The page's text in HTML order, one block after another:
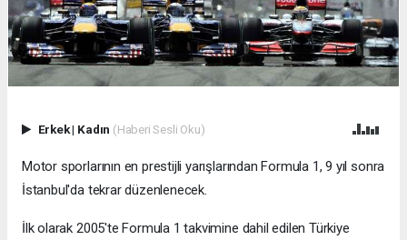
Erkek| Kadın (Haberi Sesli Oku)
Motor sporlarının en prestijli yarışlarından Formula 1, 9 yıl sonra
İstanbul'da tekrar düzenlenecek.
İlk olarak 2005'te Formula 1 takvimine dahil edilen Türkiye